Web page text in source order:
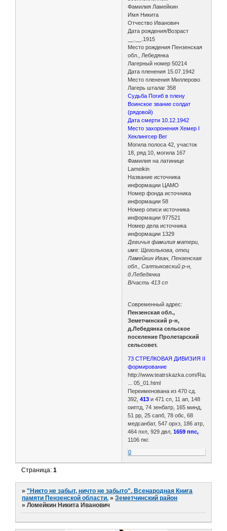
Фамилия Ламейкин
Имя Никита
Отчество Иванович
Дата рождения/Возраст
__.__.1915
Место рождения Пензенская
обл., Лебедянка
Лагерный номер 50214
Дата пленения 15.07.1942
Место пленения Миллерово
Лагерь шталаг 358
Судьба Погиб в плену
Воинское звание солдат
(рядовой)
Дата смерти 10.12.1942
Место захоронения Хемер I
Хеклингсер Вег
Могила полоса 42, участок
18, ряд 10, могила 167
Фамилия на латинице
Lameikin
Название источника
информации ЦАМО
Номер фонда источника
информации 58
Номер описи источника
информации 977521
Номер дела источника
информации 1329
Девичья фамилия матери,
имя: Щеголькова, отец
Ламейкин Иван, Пензенская
обл., Салтыковский р-н,
д.Лебедянка
В/часть 413 сп
Современный адрес:
Пензенская обл.,
Земетчинский р-н,
д.Лебедянка сельское
поселение Пролетарский
сельсовет.
73 СТРЕЛКОВАЯ ДИВИЗИЯ II
формирование
http://www.teatrskazka.com/Raznoe/
... 05_01.html
Переименована из 470 сд.
392, 413 и 471 сп, 11 ап, 148
оиптд, 74 зенбатр, 165 минд,
51 рр, 25 сапб, 78 обс, 68
медсанбат, 547 орхз, 186 атр,
464 пхп, 929 двл,1659 ппс,
1106 пкг.
0
Страница:1
»"Никто не забыт, ничто не забыто". Всенародная Книга
памяти Пензенской области. »Земетчинский район
»Ломейкин Никита Иванович